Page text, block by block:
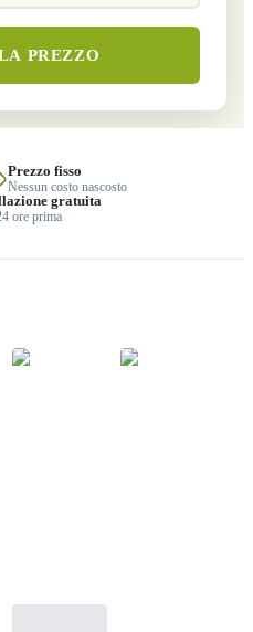
PREZZO
Prezzo fisso
Nessun costo nascosto
gratuita
ore prima